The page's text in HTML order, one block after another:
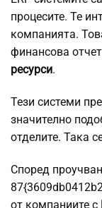
процесите. Те
компанията.
финансова
ресурси.
Тези системи
значително
отделите. Така
Според
от компаниите с